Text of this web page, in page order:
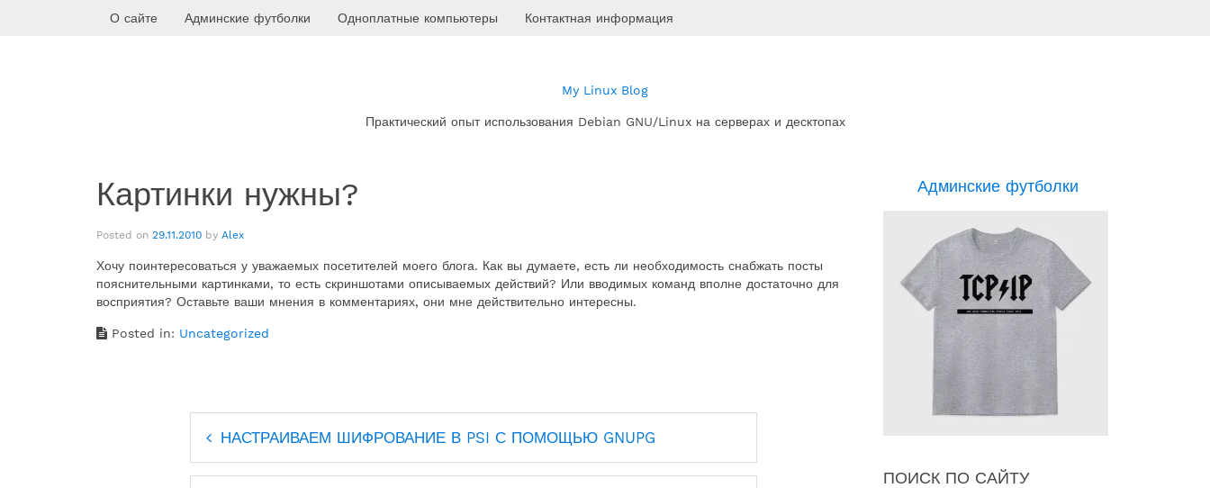
О сайте Админские футболки Одноплатные компьютеры Контактная информация
My Linux Blog
Практический опыт использования Debian GNU/Linux на серверах и десктопах
Картинки нужны?
Posted on 29.11.2010 by Alex
Хочу поинтересоваться у уважаемых посетителей моего блога. Как вы думаете, есть ли необходимость снабжать посты
пояснительными картинками, то есть скриншотами описываемых действий? Или вводимых команд вполне достаточно для
восприятия? Оставьте ваши мнения в комментариях, они мне действительно интересны.
Posted in: Uncategorized
НАСТРАИВАЕМ ШИФРОВАНИЕ В PSI С ПОМОЩЬЮ GNUPG
Админские футболки
ПОИСК ПО САЙТУ